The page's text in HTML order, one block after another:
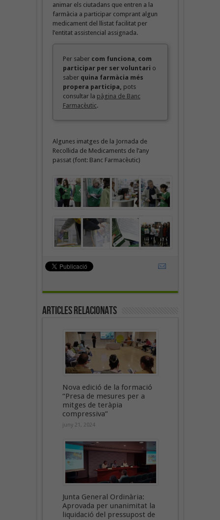
animar els ciutadans que entren a la
farmàcia a participar comprant algun
medicament del llistat facilitat per
l’entitat assistencial assignada.
Per saber com funciona com
participar per ser voluntari o
saber quina farmàcia més
propera participa, pots
consultar la pàgina de Banc
Farmacèutic.
Algunes imatges de la Jornada de
Recollida de Medicaments de l’any
passat (font: Banc Farmacèutic)
Articles Relacionats
Nova edició de la formació
“Presa de mesures per a
mitges de teràpia
compressiva”
juny 21, 2024
Junta General Ordinària:
Aprovada per unanimitat la
liquidació del pressupost de